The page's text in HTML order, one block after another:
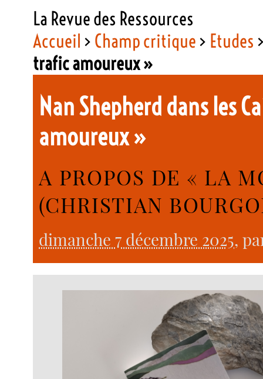
La Revue des Ressources
Accueil > Champ critique> Etudes
trafic amoureux »
Nan Shepherd dans les
amoureux »
A PROPOS DE « LA
(CHRISTIAN
dimanche 7 décembre 2025,